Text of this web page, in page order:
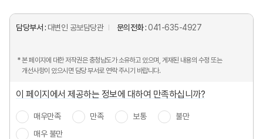
담당부서 : 대변인 공보담당관 문의전화 : 041-635-4927
* 본 페이지에 대한 저작권은 충청남도가 소유하고 있으며, 게재된 내용의 수정 또는
개선사항이 있으시면 담당 부서로 연락 주시기 바랍니다.
이 페이지에서 제공하는 정보에 대하여 만족하십니까?
매우만족 만족 보통
불만
매우 불만